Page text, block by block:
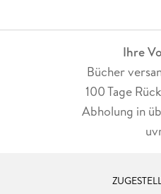
Ihre
Bücher
100 Tage
Abholung in